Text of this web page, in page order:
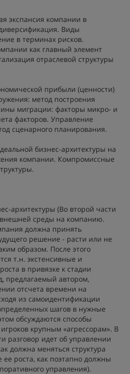
компании в
Виды
в терминах рисков.
как главный элемент
отраслевой структуры
прибыли (ценности)
метод построения
миграции: факторы микро- и
факторов. Управление
сценарного планирования.
бизнес-архитектуры на
компании. Компромиссные
(Во второй части
внешней среды на компанию.
должна принять
решение - расти или не
образом. После этого
т.н. экстенсивные и
в привязке к стадии
предлагаемый автором,
отсчета времени на
из самоидентификации
шагов в нужные
обсуждаются способы
крупным «агрессорам». В
разговор идет об управлении
должна меняться структура
роста, как поэтапно должны
управления).